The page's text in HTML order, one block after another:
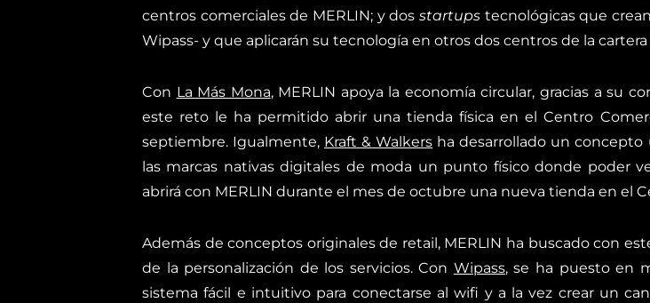
centros comerciales de MERLIN; y dos startups tecnológicas que
Wipass- y que aplicarán su tecnología en otros dos centros de la cartera
Con La Más Mona, MERLIN apoya la economía circular, gracias a su
este reto le ha permitido abrir una tienda física en el Centro
septiembre. Igualmente, Kraft & Walkers ha desarrollado un
las marcas nativas digitales de moda un punto físico donde poder
abrirá con MERLIN durante el mes de octubre una nueva tienda en el
Además de conceptos originales de retail, MERLIN ha buscado con
de la personalización de los servicios. Con Wipass,se ha puesto en
sistema fácil e intuitivo para conectarse al wifi y a la vez crear un